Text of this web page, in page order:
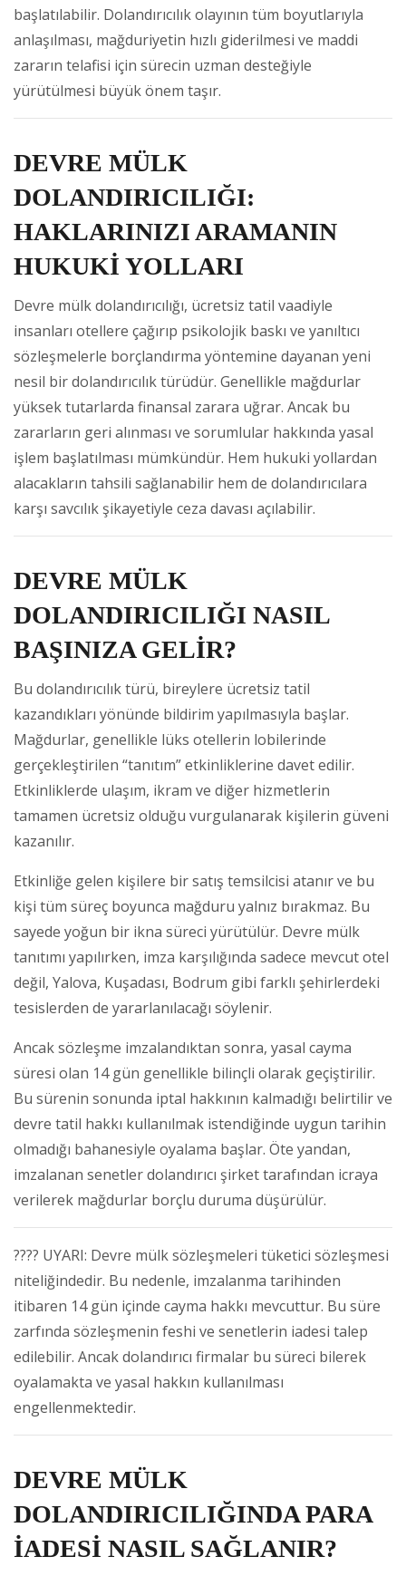
başlatılabilir. Dolandırıcılık olayının tüm boyutlarıyla
anlaşılması, mağduriyetin hızlı giderilmesi ve maddi
zararın telafisi için sürecin uzman desteğiyle
yürütülmesi büyük önem taşır.
DEVRE MÜLK
DOLANDIRICILIĞI:
HAKLARINIZI ARAMANIN
HUKUKİ YOLLARI
Devre mülk dolandırıcılığı, ücretsiz tatil vaadiyle
insanları otellere çağırıp psikolojik baskı ve yanıltıcı
sözleşmelerle borçlandırma yöntemine dayanan yeni
nesil bir dolandırıcılık türüdür. Genellikle mağdurlar
yüksek tutarlarda finansal zarara uğrar. Ancak bu
zararların geri alınması ve sorumlular hakkında yasal
işlem başlatılması mümkündür. Hem hukuki yollardan
alacakların tahsili sağlanabilir hem de dolandırıcılara
karşı savcılık şikayetiyle ceza davası açılabilir.
DEVRE MÜLK
DOLANDIRICILIĞI NASIL
BAŞINIZA GELİR?
Bu dolandırıcılık türü, bireylere ücretsiz tatil
kazandıkları yönünde bildirim yapılmasıyla başlar.
Mağdurlar, genellikle lüks otellerin lobilerinde
gerçekleştirilen “tanıtım” etkinliklerine davet edilir.
Etkinliklerde ulaşım, ikram ve diğer hizmetlerin
tamamen ücretsiz olduğu vurgulanarak kişilerin güveni
kazanılır.
Etkinliğe gelen kişilere bir satış temsilcisi atanır ve bu
kişi tüm süreç boyunca mağduru yalnız bırakmaz. Bu
sayede yoğun bir ikna süreci yürütülür. Devre mülk
tanıtımı yapılırken, imza karşılığında sadece mevcut otel
değil, Yalova, Kuşadası, Bodrum gibi farklı şehirlerdeki
tesislerden de yararlanılacağı söylenir.
Ancak sözleşme imzalandıktan sonra, yasal cayma
süresi olan 14 gün genellikle bilinçli olarak geçiştirilir.
Bu sürenin sonunda iptal hakkının kalmadığı belirtilir ve
devre tatil hakkı kullanılmak istendiğinde uygun tarihin
olmadığı bahanesiyle oyalama başlar. Öte yandan,
imzalanan senetler dolandırıcı şirket tarafından icraya
verilerek mağdurlar borçlu duruma düşürülür.
???? UYARI: Devre mülk sözleşmeleri tüketici sözleşmesi
niteliğindedir. Bu nedenle, imzalanma tarihinden
itibaren 14 gün içinde cayma hakkı mevcuttur. Bu süre
zarfında sözleşmenin feshi ve senetlerin iadesi talep
edilebilir. Ancak dolandırıcı firmalar bu süreci bilerek
oyalamakta ve yasal hakkın kullanılması
engellenmektedir.
DEVRE MÜLK
DOLANDIRICILIĞINDA PARA
İADESİ NASIL SAĞLANIR?